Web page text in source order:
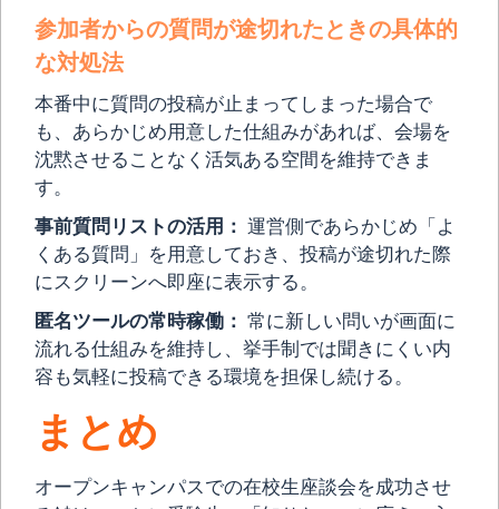
参加者からの質問が途切れたときの具体的
な対処法
本番中に質問の投稿が止まってしまった場合で
も、あらかじめ用意した仕組みがあれば、会場を
沈黙させることなく活気ある空間を維持できま
す。
事前質問リストの活用： 運営側であらかじめ「よ
くある質問」を用意しておき、投稿が途切れた際
にスクリーンへ即座に表示する。
匿名ツールの常時稼働： 常に新しい問いが画面に
流れる仕組みを維持し、挙手制では聞きにくい内
容も気軽に投稿できる環境を担保し続ける。
まとめ
オープンキャンパスでの在校生座談会を成功させ